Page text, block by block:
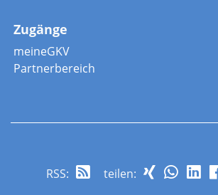
Zugänge
meineGKV
Partnerbereich
RSS: teilen: